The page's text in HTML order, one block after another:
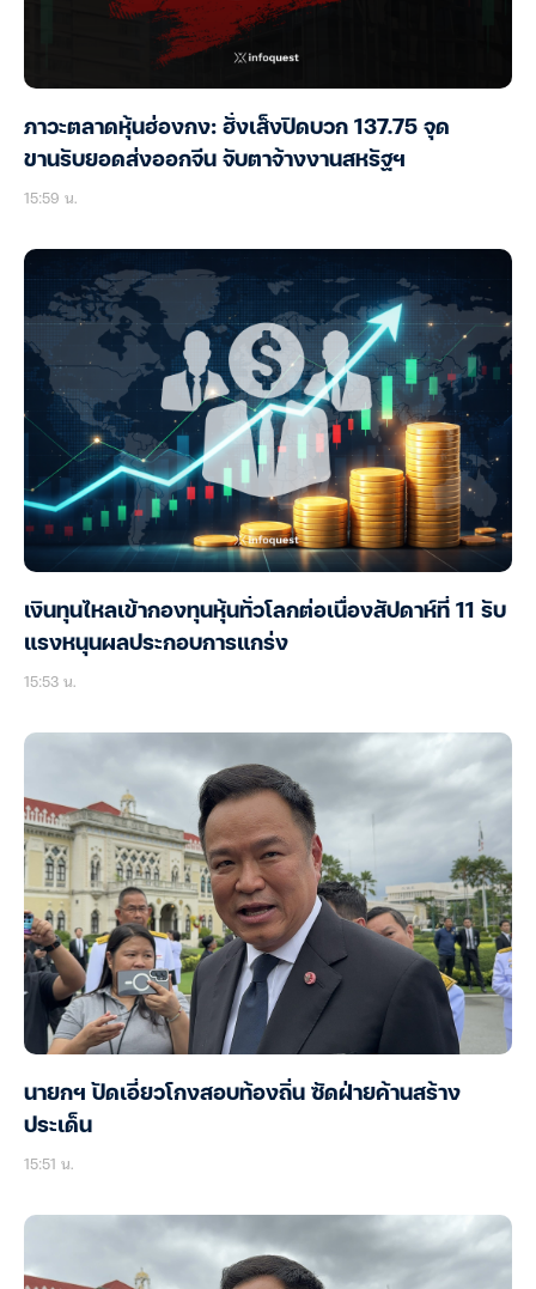
ภาวะตลาดหุ้นฮ่องกง: ฮั่งเส็งปิดบวก 137.75 จุด
ขานรับยอดส่งออกจีน จับตาจ้างงานสหรัฐฯ
15:59 น.
เงินทุนไหลเข้ากองทุนหุ้นทั่วโลกต่อเนื่องสัปดาห์ที่ 11 รับ
แรงหนุนผลประกอบการแกร่ง
15:53 น.
นายกฯ ปัดเอี่ยวโกงสอบท้องถิ่น ซัดฝ่ายค้านสร้าง
ประเด็น
15:51 น.